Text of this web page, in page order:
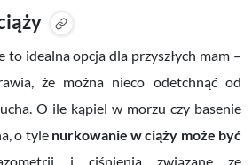
idealna opcja dla przyszłych mam –
że można nieco odetchnąć od
O ile kąpiel w morzu czy basenie
o tyle nurkowanie w ciąży może być
i ciśnienia związane ze